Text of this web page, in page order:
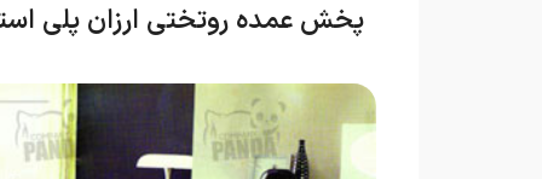
پخش عمده روتختی ارزان پلی